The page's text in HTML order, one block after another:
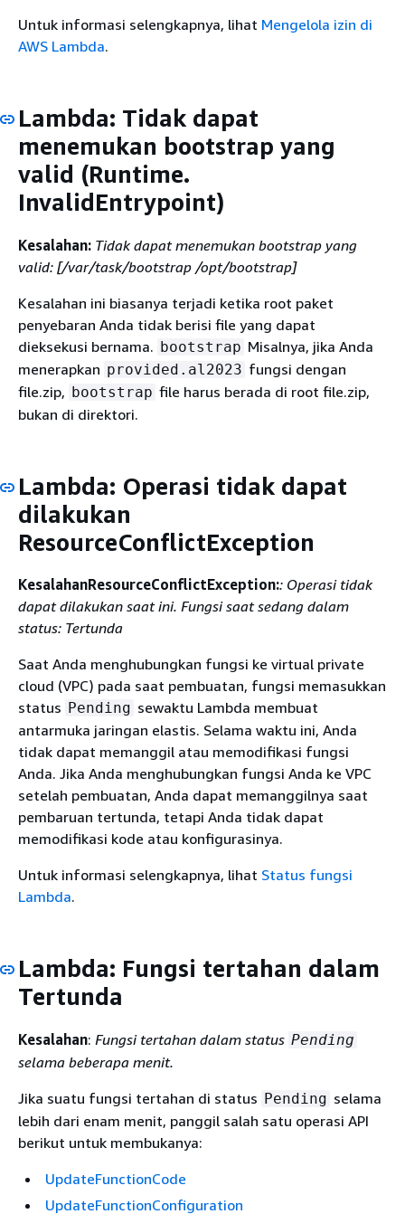
Untuk informasi selengkapnya, lihat Mengelola izin di
AWS Lambda.
Lambda: Tidak dapat
menemukan bootstrap yang
valid (Runtime.
InvalidEntrypoint)
Kesalahan: Tidak dapat menemukan bootstrap yang
valid: [/var/task/bootstrap /opt/bootstrap]
Kesalahan ini biasanya terjadi ketika root paket
penyebaran Anda tidak berisi file yang dapat
dieksekusi bernama. bootstrap Misalnya, jika Anda
menerapkan provided.al2023 fungsi dengan
file.zip, bootstrap file harus berada di root file.zip,
bukan di direktori.
Lambda: Operasi tidak dapat
dilakukan
ResourceConflictException
KesalahanResourceConflictException:: Operasi tidak
dapat dilakukan saat ini. Fungsi saat sedang dalam
status: Tertunda
Saat Anda menghubungkan fungsi ke virtual private
cloud (VPC) pada saat pembuatan, fungsi memasukkan
status Pending sewaktu Lambda membuat
antarmuka jaringan elastis. Selama waktu ini, Anda
tidak dapat memanggil atau memodifikasi fungsi
Anda. Jika Anda menghubungkan fungsi Anda ke VPC
setelah pembuatan, Anda dapat memanggilnya saat
pembaruan tertunda, tetapi Anda tidak dapat
memodifikasi kode atau konfigurasinya.
Untuk informasi selengkapnya, lihat Status fungsi
Lambda.
Lambda: Fungsi tertahan dalam
Tertunda
Kesalahan: Fungsi tertahan dalam status Pending
selama beberapa menit.
Jika suatu fungsi tertahan di status Pending selama
lebih dari enam menit, panggil salah satu operasi API
berikut untuk membukanya:
UpdateFunctionCode
UpdateFunctionConfiguration